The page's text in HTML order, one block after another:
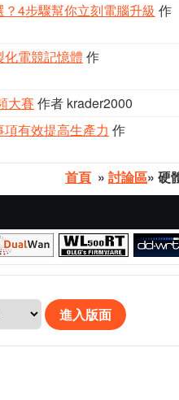
4步驟幫你立刻電腦升級 作
電競記憶體 作
大賽 作者 krader2000
有效提高生產力 作
首頁 » 討論區» 硬